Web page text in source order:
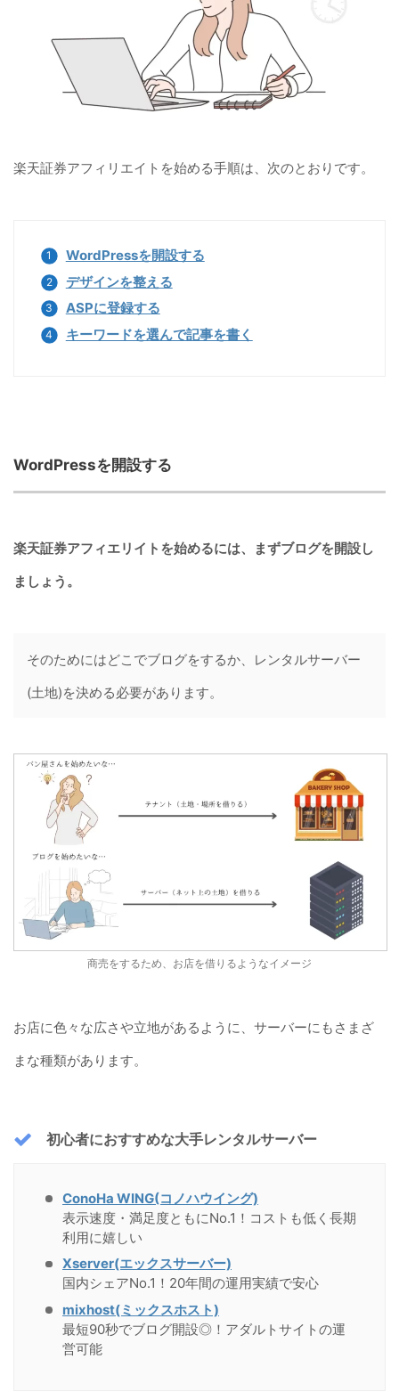
楽天証券アフィリエイトを始める手順は、次のとおりです。
WordPressを開設する
デザインを整える
ASPに登録する
キーワードを選んで記事を書く
WordPressを開設する
楽天証券アフィエリイトを始めるには、まずブログを開設し
ましょう。
そのためにはどこでブログをするか、レンタルサーバー
(土地)を決める必要があります。
商売をするため、お店を借りるようなイメージ
お店に色々な広さや立地があるように、サーバーにもさまざ
まな種類があります。
初心者におすすめな大手レンタルサーバー
ConoHa WING(コノハウイング)
表示速度・満足度ともにNo.1！コストも低く長期
利用に嬉しい
Xserver(エックスサーバー)
国内シェアNo.1！20年間の運用実績で安心
mixhost(ミックスホスト)
最短90秒でブログ開設◎！アダルトサイトの運
営可能